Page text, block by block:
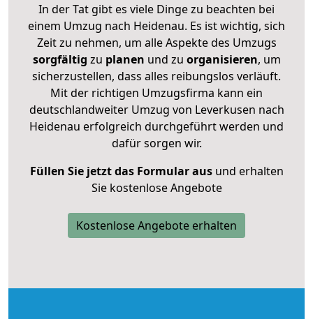
In der Tat gibt es viele Dinge zu beachten bei
einem Umzug nach Heidenau. Es ist wichtig, sich
Zeit zu nehmen, um alle Aspekte des Umzugs
sorgfältig zu planen und zu organisieren, um
sicherzustellen, dass alles reibungslos verläuft.
Mit der richtigen Umzugsfirma kann ein
deutschlandweiter Umzug von Leverkusen nach
Heidenau erfolgreich durchgeführt werden und
dafür sorgen wir.
Füllen Sie jetzt das Formular ausund erhalten
Sie kostenlose Angebote
Kostenlose Angebote erhalten